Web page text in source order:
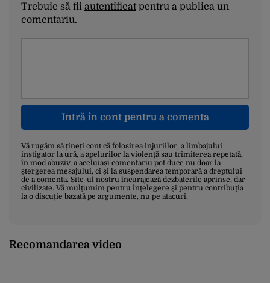
Trebuie să fii autentificatpentru a publica un
comentariu.
Intră în cont pentru a comenta
Vă rugăm să țineți cont că folosirea injuriilor, a limbajului
instigator la ură, a apelurilor la violență sau trimiterea repetată,
în mod abuziv, a aceluiași comentariu pot duce nu doar la
ștergerea mesajului, ci și la suspendarea temporară a dreptului
de a comenta. Site-ul nostru încurajează dezbaterile aprinse, dar
civilizate. Vă mulțumim pentru înțelegere și pentru contribuția
la o discuție bazată pe argumente, nu pe atacuri.
Recomandarea video